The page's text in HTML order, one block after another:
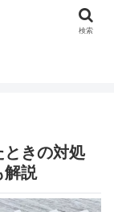
ときの対処
解説
検索